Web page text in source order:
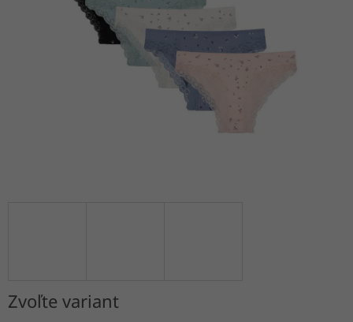
Zvoľte variant